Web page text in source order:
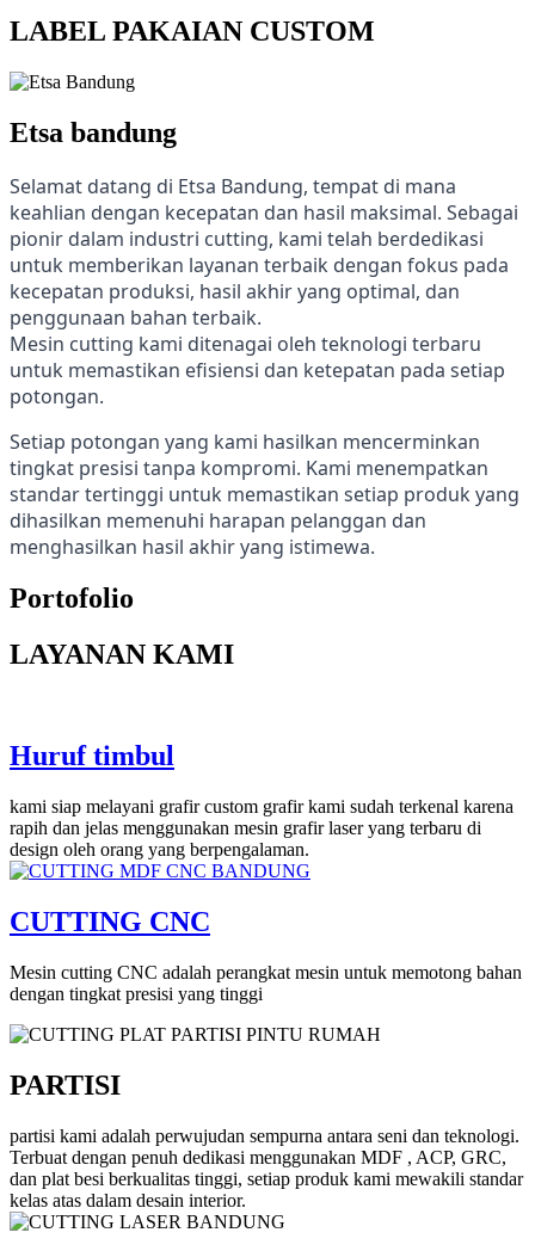
LABEL PAKAIAN CUSTOM
Etsa bandung
Selamat datang di Etsa Bandung, tempat di mana
keahlian dengan kecepatan dan hasil maksimal. Sebagai
pionir dalam industri cutting, kami telah berdedikasi
untuk memberikan layanan terbaik dengan fokus pada
kecepatan produksi, hasil akhir yang optimal, dan
penggunaan bahan terbaik.
Mesin cutting kami ditenagai oleh teknologi terbaru
untuk memastikan efisiensi dan ketepatan pada setiap
potongan.
Setiap potongan yang kami hasilkan mencerminkan
tingkat presisi tanpa kompromi. Kami menempatkan
standar tertinggi untuk memastikan setiap produk yang
dihasilkan memenuhi harapan pelanggan dan
menghasilkan hasil akhir yang istimewa.
Portofolio
LAYANAN KAMI
Huruf timbul
kami siap melayani grafir custom grafir kami sudah terkenal karena
rapih dan jelas menggunakan mesin grafir laser yang terbaru di
design oleh orang yang berpengalaman.
CUTTING CNC
Mesin cutting CNC adalah perangkat mesin untuk memotong bahan
dengan tingkat presisi yang tinggi
PARTISI
partisi kami adalah perwujudan sempurna antara seni dan teknologi.
Terbuat dengan penuh dedikasi menggunakan MDF , ACP, GRC,
dan plat besi berkualitas tinggi, setiap produk kami mewakili standar
kelas atas dalam desain interior.